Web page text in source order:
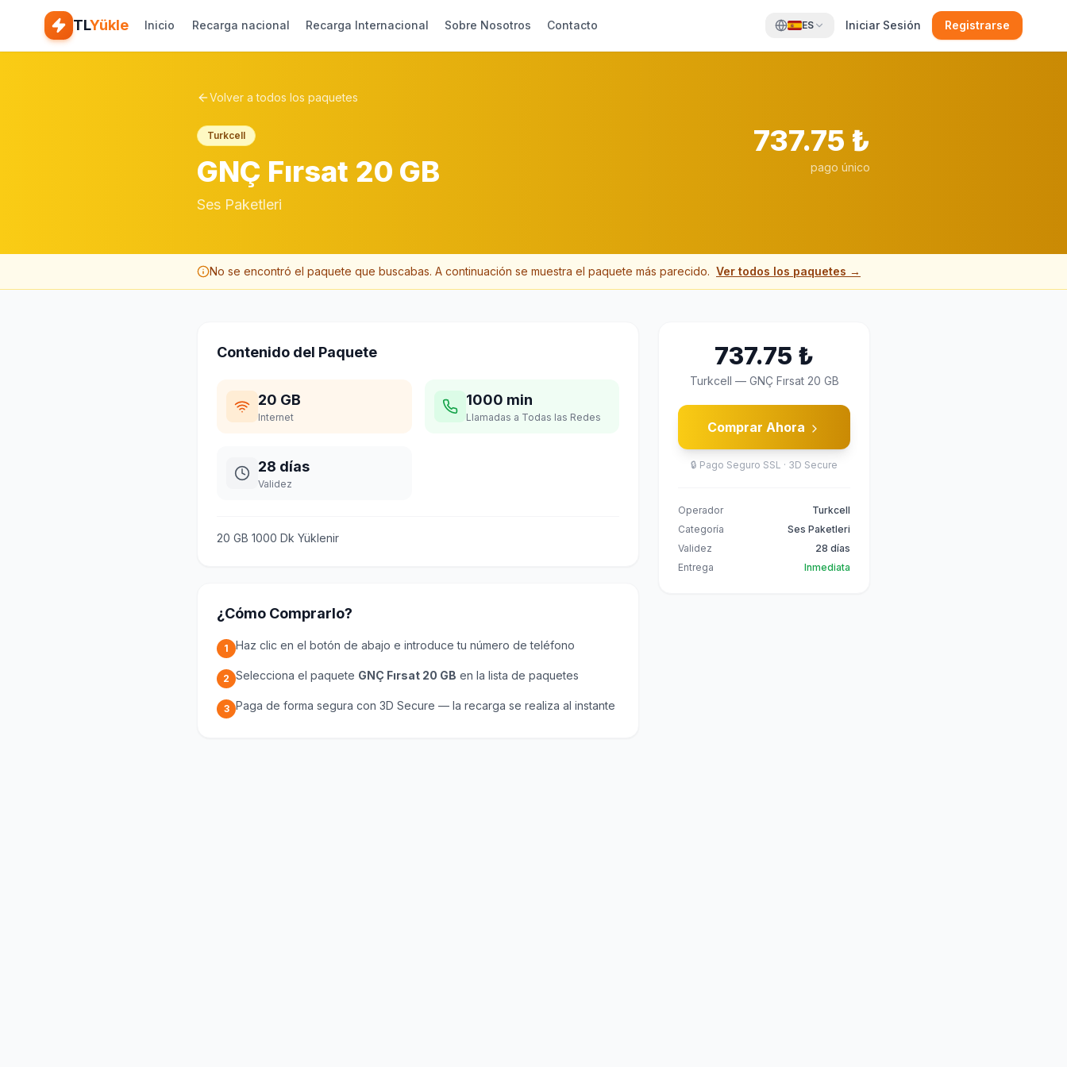
TLYükle Inicio Recarga nacional Recarga Internacional Sobre Nosotros Contacto ES Iniciar Sesión Registrarse
Volver a todos los paquetes
Turkcell
GNÇ Fırsat 20 GB
Ses Paketleri
737.75 ₺
pago único
No se encontró el paquete que buscabas. A continuación se muestra el paquete más parecido. Ver todos los paquetes →
Contenido del Paquete
20 GB
Internet
1000 min
Llamadas a Todas las Redes
28 días
Validez
20 GB 1000 Dk Yüklenir
¿Cómo Comprarlo?
1 Haz clic en el botón de abajo e introduce tu número de teléfono
2 Selecciona el paquete GNÇ Fırsat 20 GB en la lista de paquetes
3 Paga de forma segura con 3D Secure — la recarga se realiza al instante
737.75 ₺
Turkcell — GNÇ Fırsat 20 GB
Comprar Ahora
🔒 Pago Seguro SSL · 3D Secure
Operador
Turkcell
Categoría
Ses Paketleri
Validez
28 días
Entrega
Inmediata